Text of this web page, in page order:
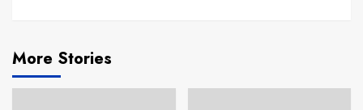
More Stories